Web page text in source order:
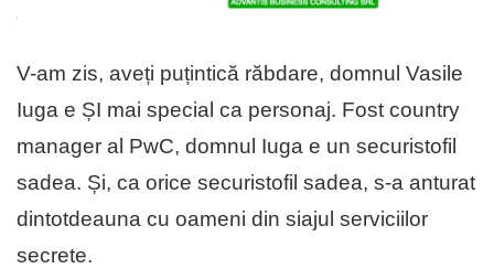
V-am zis, aveți puțintică răbdare, domnul Vasile
Iuga e ȘI mai special ca personaj. Fost country
manager al PwC, domnul Iuga e un securistofil
sadea. Și, ca orice securistofil sadea, s-a anturat
dintotdeauna cu oameni din siajul serviciilor
secrete.